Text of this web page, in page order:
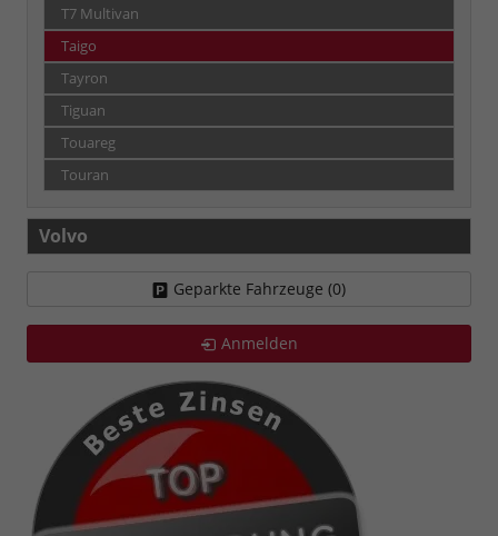
T7 Multivan
Taigo
Tayron
Tiguan
Touareg
Touran
Volvo
Geparkte Fahrzeuge (0)
Anmelden